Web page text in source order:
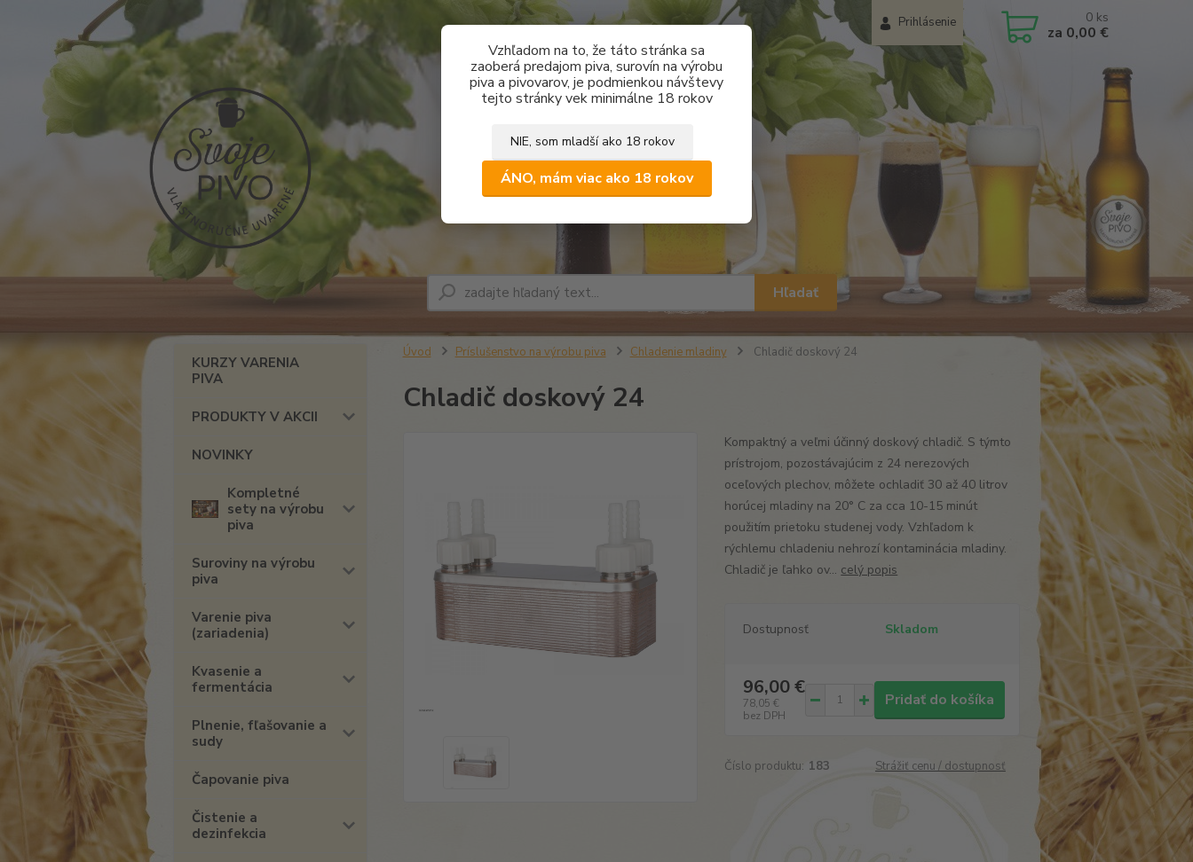
Vzhľadom na to, že táto stránka sa
zaoberá predajom piva, surovín na výrobu
piva a pivovarov, je podmienkou návštevy
tejto stránky vek minimálne 18 rokov
NIE, som mladší ako 18 rokov
ÁNO, mám viac ako 18 rokov
Prihlásenie
Hľadať
0 ks
za 0,00 €
KURZY VARENIA
PIVA
PRODUKTY V AKCII
NOVINKY
Kompletné
sety na výrobu
piva
Suroviny na výrobu
piva
Varenie piva
(zariadenia)
Kvasenie a
fermentácia
Plnenie, fľašovanie a
sudy
Čapovanie piva
Čistenie a
dezinfekcia
Úvod Príslušenstvo na výrobu piva Chladenie mladiny Chladič doskový 24
Chladič doskový 24
Kompaktný a veľmi účinný doskový chladič. S týmto
prístrojom, pozostávajúcim z 24 nerezových
oceľových plechov, môžete ochladiť 30 až 40 litrov
horúcej mladiny na 20° C za cca 10-15 minút
použitím prietoku studenej vody. Vzhľadom k
rýchlemu chladeniu nehrozí kontaminácia mladiny.
Chladič je ľahko ov... celý popis
Dostupnosť Skladom
96,00 €
78,05 €
bez DPH
Pridať do košíka
Číslo produktu: 183 Strážiť cenu / dostupnosť